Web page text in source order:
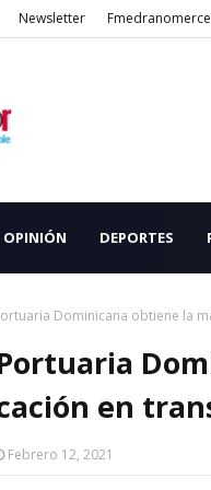
Newsletter
OPINIÓN DEPORTES
Dominicana obtiene la
en
Febrero 12, 2021